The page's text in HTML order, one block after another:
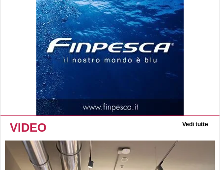
VIDEO Vedi tutte